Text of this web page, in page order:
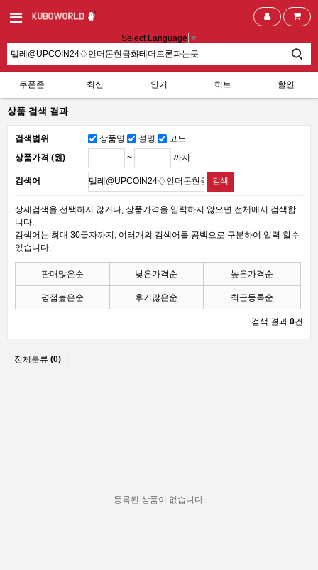
Select Language ▼
쿠폰존 최신 인기 히트 할인
상품 검색 결과
검색범위 상품명 설명
코드
상품가격 (원)
~ 까지
검색어
상세검색을 선택하지 않거나, 상품가격을 입력하지 않으면 전체에서 검색합
니다.
검색어는 최대 30글자까지, 여러개의 검색어를 공백으로 구분하여 입력 할수
있습니다.
판매많은순 낮은가격순 높은가격순
평점높은순 후기많은순 최근등록순
검색 결과 0건
전체분류 (0)
등록된 상품이 없습니다.